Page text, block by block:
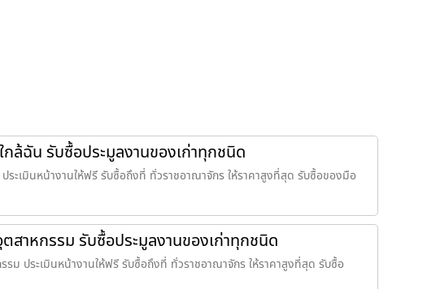
ล้ฉัน รับซื้อประมูลงานของเก่าทุกชนิด
ระเมินหน้างานให้ฟรี รับซื้อถึงที่ ทั่วราชอาณาจักร ให้ราคาสูงที่สุด รับซื้อของมือ
สาหกรรม รับซื้อประมูลงานของเก่าทุกชนิด
รม ประเมินหน้างานให้ฟรี รับซื้อถึงที่ ทั่วราชอาณาจักร ให้ราคาสูงที่สุด รับซื้อ